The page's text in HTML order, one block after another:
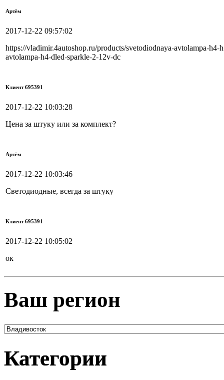
Артём
2017-12-22 09:57:02
https://vladimir.4autoshop.ru/products/svetodiodnaya-avtolampa-
avtolampa-h4-dled-sparkle-2-12v-dc
Клиент 695391
2017-12-22 10:03:28
Цена за штуку или за комплект?
Артём
2017-12-22 10:03:46
Светодиодные, всегда за штуку
Клиент 695391
2017-12-22 10:05:02
ок
Ваш регион
Категории